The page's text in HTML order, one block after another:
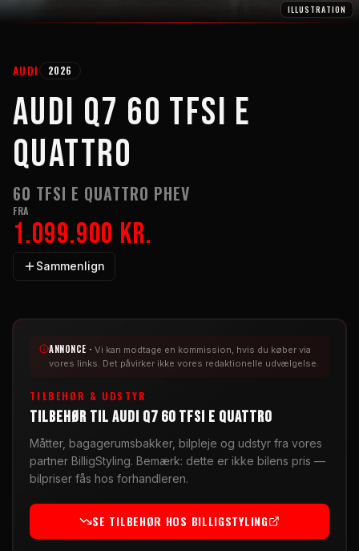
ILLUSTRATION
AUDI 2026
AUDI Q7 60 TFSI E
QUATTRO
60 TFSI E QUATTRO PHEV
FRA
1.099.900 kr.
Sammenlign
ANNONCE · Vi kan modtage en kommission, hvis du køber via
vores links. Det påvirker ikke vores redaktionelle udvælgelse.
TILBEHØR & UDSTYR
TILBEHØR TIL AUDI Q7 60 TFSI E QUATTRO
Måtter, bagagerumsbakker, bilpleje og udstyr fra vores
partner BilligStyling. Bemærk: dette er ikke bilens pris —
bilpriser fås hos forhandleren.
SE TILBEHØR HOS BILLIGSTYLING